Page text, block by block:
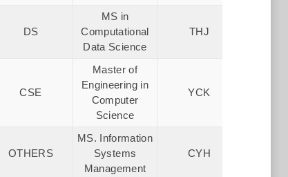
DS
MS in
Computational
Data Science
THJ
CSE
Master of
Engineering in
Computer
Science
YCK
OTHERS
MS. Information
Systems
Management
CYH